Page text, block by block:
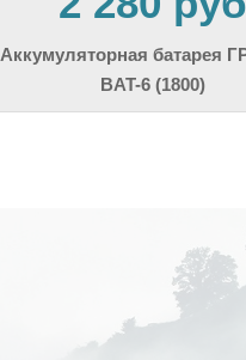
Аккумуляторная батарея
BAT-6 (1800)